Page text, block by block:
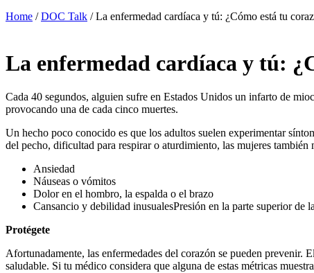
Home /DOC Talk /La enfermedad cardíaca y tú: ¿Cómo está tu
La enfermedad cardíaca y tú:
Cada 40 segundos, alguien sufre en Estados Unidos un infarto de
provocando una de cada cinco muertes.
Un hecho poco conocido es que los adultos suelen experimentar
del pecho, dificultad para respirar o aturdimiento, las mujeres
Ansiedad
Náuseas o vómitos
Dolor en el hombro, la espalda o el brazo
Cansancio y debilidad inusualesPresión en la parte superior de
Protégete
Afortunadamente, las enfermedades del corazón se pueden prevenir.
saludable. Si tu médico considera que alguna de estas métricas